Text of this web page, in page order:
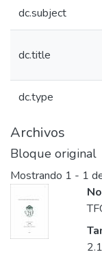
dc.subject
dc.title
dc.type
Archivos
Bloque original
Mostrando 1 - 1